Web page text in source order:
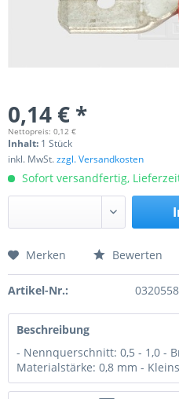
0,14 € *
Nettopreis: 0,12 €
Inhalt: 1 Stück
inkl. MwSt.zzgl. Versandkosten
Sofort versandfertig,
Preis anfragen
Merken Bewerten
Artikel-Nr.:
Beschreibung
- Nennquerschnitt: 0,5 - 1,0 -
Materialstärke: 0,8 mm -